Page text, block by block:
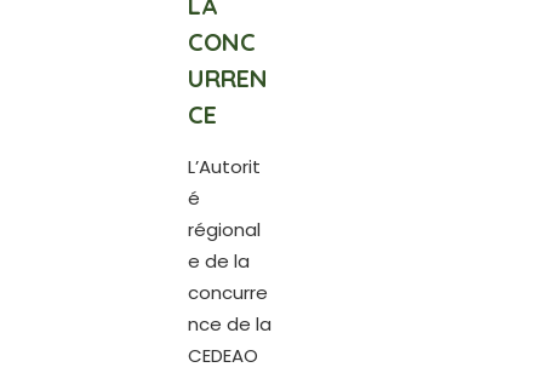
CONC
URREN
CE
L’Autorit
é
régional
e de la
concurre
nce de la
CEDEAO